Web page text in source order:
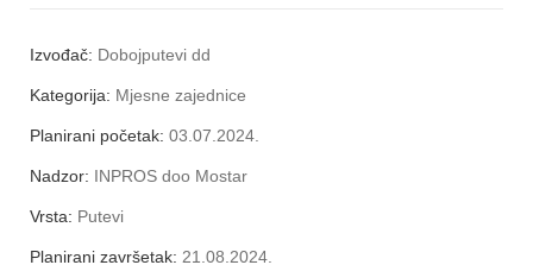
Izvođač: Dobojputevi dd
Kategorija: Mjesne zajednice
Planirani početak: 03.07.2024.
Nadzor: INPROS doo Mostar
Vrsta: Putevi
Planirani završetak: 21.08.2024.